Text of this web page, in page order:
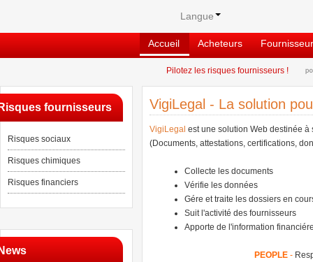
Pilotez les risques fournisseurs !
Langue
Accueil Acheteurs
fournisseurs
Risques sociaux
Risques chimiques
Risques financiers
VigiLegal - La solution
VigiLegal est une solution Web destinée
(Documents, attestations, certifications,
Collecte les documents
Vérifie les données
Gére et traite les dossiers en
Suit l'activité des fournisseurs
Apporte de l'information
PEOPLE -